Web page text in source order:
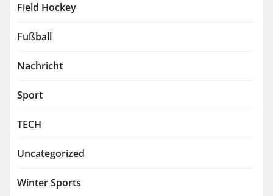
Field Hockey
Fußball
Nachricht
Sport
TECH
Uncategorized
Winter Sports